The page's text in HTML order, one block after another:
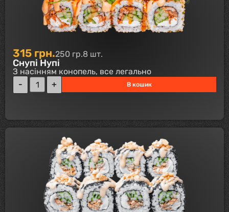
315 грн.250 гр.8 шт.
Снупі Нупі
З насінням конопель, все легально
В кошик